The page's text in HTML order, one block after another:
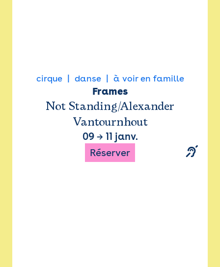
cirque danse à voir en famille
Frames
Not Standing/Alexander
Vantournhout
09→ 11 janv.
Réserver